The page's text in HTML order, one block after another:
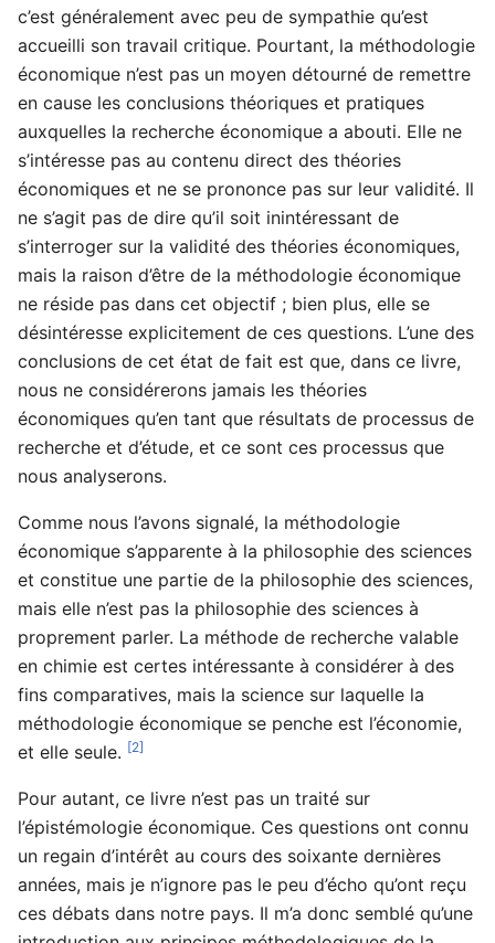
c’est généralement avec peu de sympathie qu’est
accueilli son travail critique. Pourtant, la méthodologie
économique n’est pas un moyen détourné de remettre
en cause les conclusions théoriques et pratiques
auxquelles la recherche économique a abouti. Elle ne
s’intéresse pas au contenu direct des théories
économiques et ne se prononce pas sur leur validité. Il
ne s’agit pas de dire qu’il soit inintéressant de
s’interroger sur la validité des théories économiques,
mais la raison d’être de la méthodologie économique
ne réside pas dans cet objectif ; bien plus, elle se
désintéresse explicitement de ces questions. L’une des
conclusions de cet état de fait est que, dans ce livre,
nous ne considérerons jamais les théories
économiques qu’en tant que résultats de processus de
recherche et d’étude, et ce sont ces processus que
nous analyserons.
Comme nous l’avons signalé, la méthodologie
économique s’apparente à la philosophie des sciences
et constitue une partie de la philosophie des sciences,
mais elle n’est pas la philosophie des sciences à
proprement parler. La méthode de recherche valable
en chimie est certes intéressante à considérer à des
fins comparatives, mais la science sur laquelle la
méthodologie économique se penche est l’économie,
et elle seule. [2]
Pour autant, ce livre n’est pas un traité sur
l’épistémologie économique. Ces questions ont connu
un regain d’intérêt au cours des soixante dernières
années, mais je n’ignore pas le peu d’écho qu’ont reçu
ces débats dans notre pays. Il m’a donc semblé qu’une